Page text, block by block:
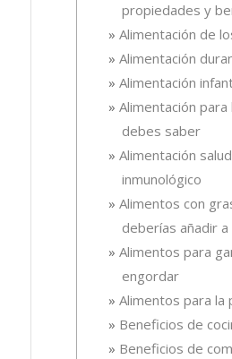
propiedades y
Alimentación de
Alimentación
Alimentación
Alimentación
debes saber
Alimentación
inmunológico
Alimentos con
deberías añadir
Alimentos para
engordar
Alimentos para la
Beneficios de
Beneficios de